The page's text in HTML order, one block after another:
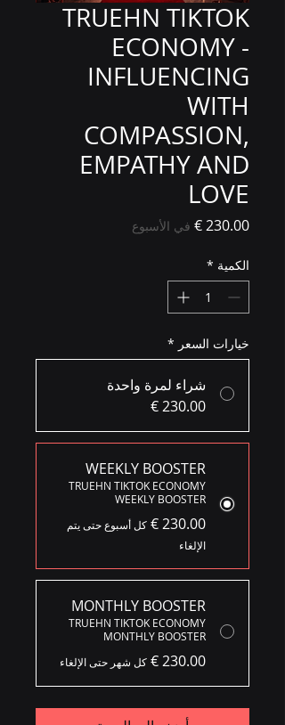
TRUEHN TIKTOK
ECONOMY -
INFLUENCING
WITH
COMPASSION,
EMPATHY AND
LOVE
السعر
في الأسبوع
الكمية *
خيارات السعر *
شراء لمرة واحدة
WEEKLY BOOSTER
TRUEHN TIKTOK ECONOMY
WEEKLY BOOSTER
كل أسبوع حتى يتم
الإلغاء
MONTHLY BOOSTER
TRUEHN TIKTOK ECONOMY
MONTHLY BOOSTER
كل شهر حتى الإلغاء